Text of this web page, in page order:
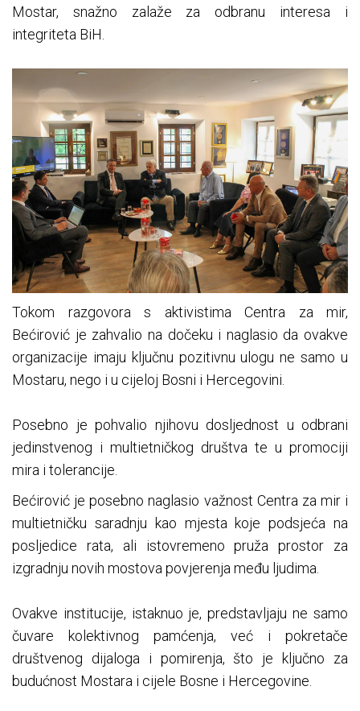
Mostar, snažno zalaže za odbranu interesa i
integriteta BiH.
Tokom razgovora s aktivistima Centra za mir,
Bećirović je zahvalio na dočeku i naglasio da ovakve
organizacije imaju ključnu pozitivnu ulogu ne samo u
Mostaru, nego i u cijeloj Bosni i Hercegovini.
Posebno je pohvalio njihovu dosljednost u odbrani
jedinstvenog i multietničkog društva te u promociji
mira i tolerancije.
Bećirović je posebno naglasio važnost Centra za mir i
multietničku saradnju kao mjesta koje podsjeća na
posljedice rata, ali istovremeno pruža prostor za
izgradnju novih mostova povjerenja među ljudima.
Ovakve institucije, istaknuo je, predstavljaju ne samo
čuvare kolektivnog pamćenja, već i pokretače
društvenog dijaloga i pomirenja, što je ključno za
budućnost Mostara i cijele Bosne i Hercegovine.